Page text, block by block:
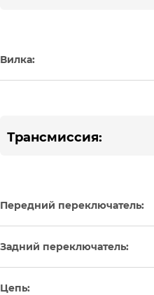
Вилка:
Трансмиссия:
Передний переключатель:
Задний переключатель:
Цепь: